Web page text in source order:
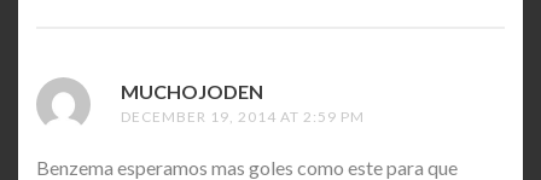
MUCHOJODEN
DECEMBER 19, 2014 AT 2:59 PM
Benzema esperamos mas goles como este para que